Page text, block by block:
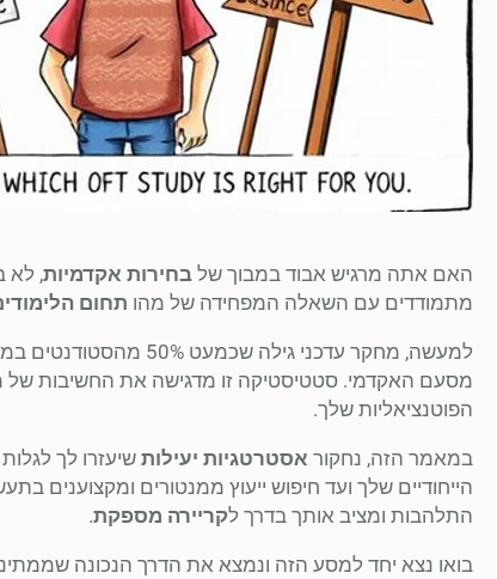
האם אתה מרגיש אבוד במבוך של בחירות אקדמיות, לא
מתמודדים עם השאלה המפחידה של מהו תחום
למעשה, מחקר עדכני גילה שכמעט 50% מהסטודנטים במכללות
מסעם האקדמי. סטטיסטיקה זו מדגישה את החשיבות של
הפוטנציאליות שלך.
במאמר הזה, נחקור אסטרטגיות יעילות שיעזרו לך
הייחודיים שלך ועד חיפוש ייעוץ ממנטורים ומקצוענים
התלהבות ומציב אותך בדרך לקריירה מספקת.
בואו נצא יחד למסע הזה ונמצא את הדרך הנכונה